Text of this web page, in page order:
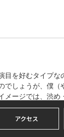
目を好むタイプな
でしょうが、僕（
メージでは、渋め
ないような。。。
予想を超えてじっ
つきますね。そし
アクセス